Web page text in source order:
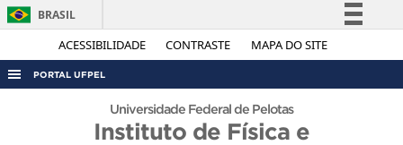
ACESSIBILIDADE CONTRASTE MAPA DO SITE
BRASIL
Simplifique!
Acesso à informação
PORTAL UFPEL
ACESSO À INFORMAÇÃOUniversidade Federal de Pelotas
Instituto de Física e